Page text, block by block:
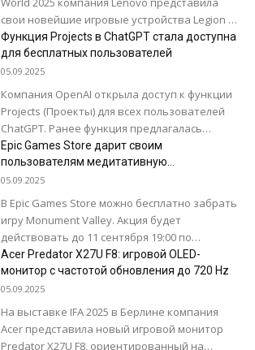
свои новейшие игровые устройства Legion и
LOQ на базе процессоров AMD, мониторы,
планшеты и...
Функция Projects в ChatGPT стала доступна
для бесплатных пользователей
05.09.2025
Компания OpenAI открыла доступ к функции
Projects (Проекты) для всех пользователей
ChatGPT. Ранее функция предлагалась
только платным подписчикам. Projects
реализована в виде структуры папок, где...
Epic Games Store дарит своим
пользователям медитативную
головоломку Monument Valley
05.09.2025
В Epic Games Store можно бесплатно забрать
игру Monument Valley. Акция будет
действовать до 11 сентября 19:00 по
бакинскому времени. Игра известна
уникальным визуальным стилем,...
Acer Predator X27U F8: игровой OLED-
монитор с частотой обновления до 720 Hz
05.09.2025
На выставке IFA 2025 в Берлине компания
Acer представила новый игровой монитор
Predator X27U F8, ориентированный на